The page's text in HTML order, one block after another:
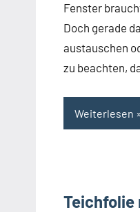
Fenster
Doch gerade
austauschen
zu beachten,
Weiterlesen
Teichfolie